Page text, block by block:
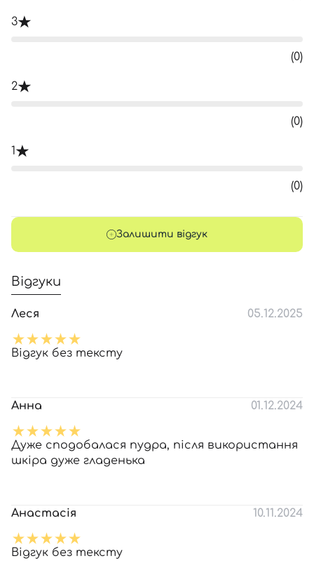
3
(0)
2
(0)
1
(0)
Залишити відгук
Відгуки
Леся 05.12.2025
Відгук без тексту
Анна 01.12.2024
Дуже сподобалася пудра, після використання
шкіра дуже гладенька
Анастасія 10.11.2024
Відгук без тексту